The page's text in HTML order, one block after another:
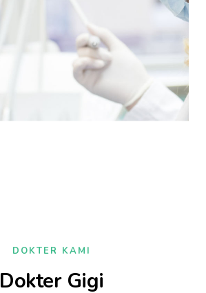
DOKTER KAMI
Dokter Gigi